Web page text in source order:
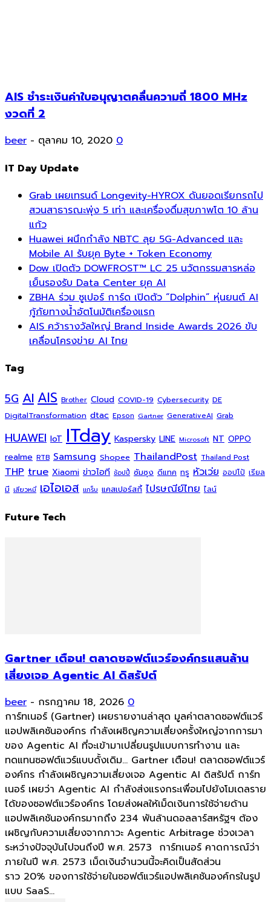
AIS ชำระเงินค่าใบอนุญาตคลื่นความถี่ 1800 MHz
งวดที่ 2
beer - ตุลาคม 10, 2020 0
IT Day Update
Grab เผยเทรนด์ Longevity-HYROX ดันยอดเรียกรถไป
สวนสาธารณะพุ่ง 5 เท่า และเครื่องดื่มสุขภาพโต 10 ล้าน
แก้ว
Huawei ผนึกกำลัง NBTC ลุย 5G-Advanced และ
Mobile AI รับยุค Byte + Token Economy
Dow เปิดตัว DOWFROST™ LC 25 นวัตกรรมสารหล่อ
เย็นรองรับ Data Center ยุค AI
ZBHA ร่วม ซูเปอร์ การ์ด เปิดตัว “Dolphin” หุ่นยนต์ AI
กู้ภัยทางน้ำอัตโนมัติเครื่องแรก
AIS คว้ารางวัลใหญ่ Brand Inside Awards 2026 ขับ
เคลื่อนโครงข่าย AI ไทย
Tag
5G AI AIS Brother Cloud COVID-19 Cybersecurity DE
DigitalTransformation dtac Epson Gartner GenerativeAI Grab
HUAWEI IoT ITday Kaspersky LINE Microsoft NT OPPO
realme RTB Samsung Shopee ThailandPost Thailand Post
THP true Xiaomi ข่าวไอที ช้อปปี้ ซัมซุง ดีแทค ทรู หัวเว่ย ออปโป้ เรียล
มี เสียวหมี่ เอไอเอส แกร็บ แคสเปอร์สกี้ ไปรษณีย์ไทย ไลน์
Future Tech
Gartner เตือน! ตลาดซอฟต์แวร์องค์กรแสนล้าน
เสี่ยงเจอ Agentic AI ดิสรัปต์
beer - กรกฎาคม 18, 2026 0
การ์ทเนอร์ (Gartner) เผยรายงานล่าสุด มูลค่าตลาดซอฟต์แวร์
แอปพลิเคชันองค์กร กำลังเผชิญความเสี่ยงครั้งใหญ่จากการมา
ของ Agentic AI ที่จะเข้ามาเปลี่ยนรูปแบบการทำงาน และ
ทดแทนซอฟต์แวร์แบบดั้งเดิม... Gartner เตือน! ตลาดซอฟต์แวร์
องค์กร กำลังเผชิญความเสี่ยงเจอ Agentic AI ดิสรัปต์ การ์ท
เนอร์ เผยว่า Agentic AI กำลังส่งแรงกระเพื่อมไปยังโมเดลราย
ได้ของซอฟต์แวร์องค์กร โดยส่งผลให้เม็ดเงินการใช้จ่ายด้าน
แอปพลิเคชันองค์กรมากถึง 234 พันล้านดอลลาร์สหรัฐฯ ต้อง
เผชิญกับความเสี่ยงจากภาวะ Agentic Arbitrage ช่วงเวลา
ระหว่างปัจจุบันไปจนถึงปี พ.ศ. 2573 การ์ทเนอร์ คาดการณ์ว่า
ภายในปี พ.ศ. 2573 เม็ดเงินจำนวนนี้จะคิดเป็นสัดส่วน
ราว 20% ของการใช้จ่ายในซอฟต์แวร์แอปพลิเคชันองค์กรในรูป
แบบ SaaS...